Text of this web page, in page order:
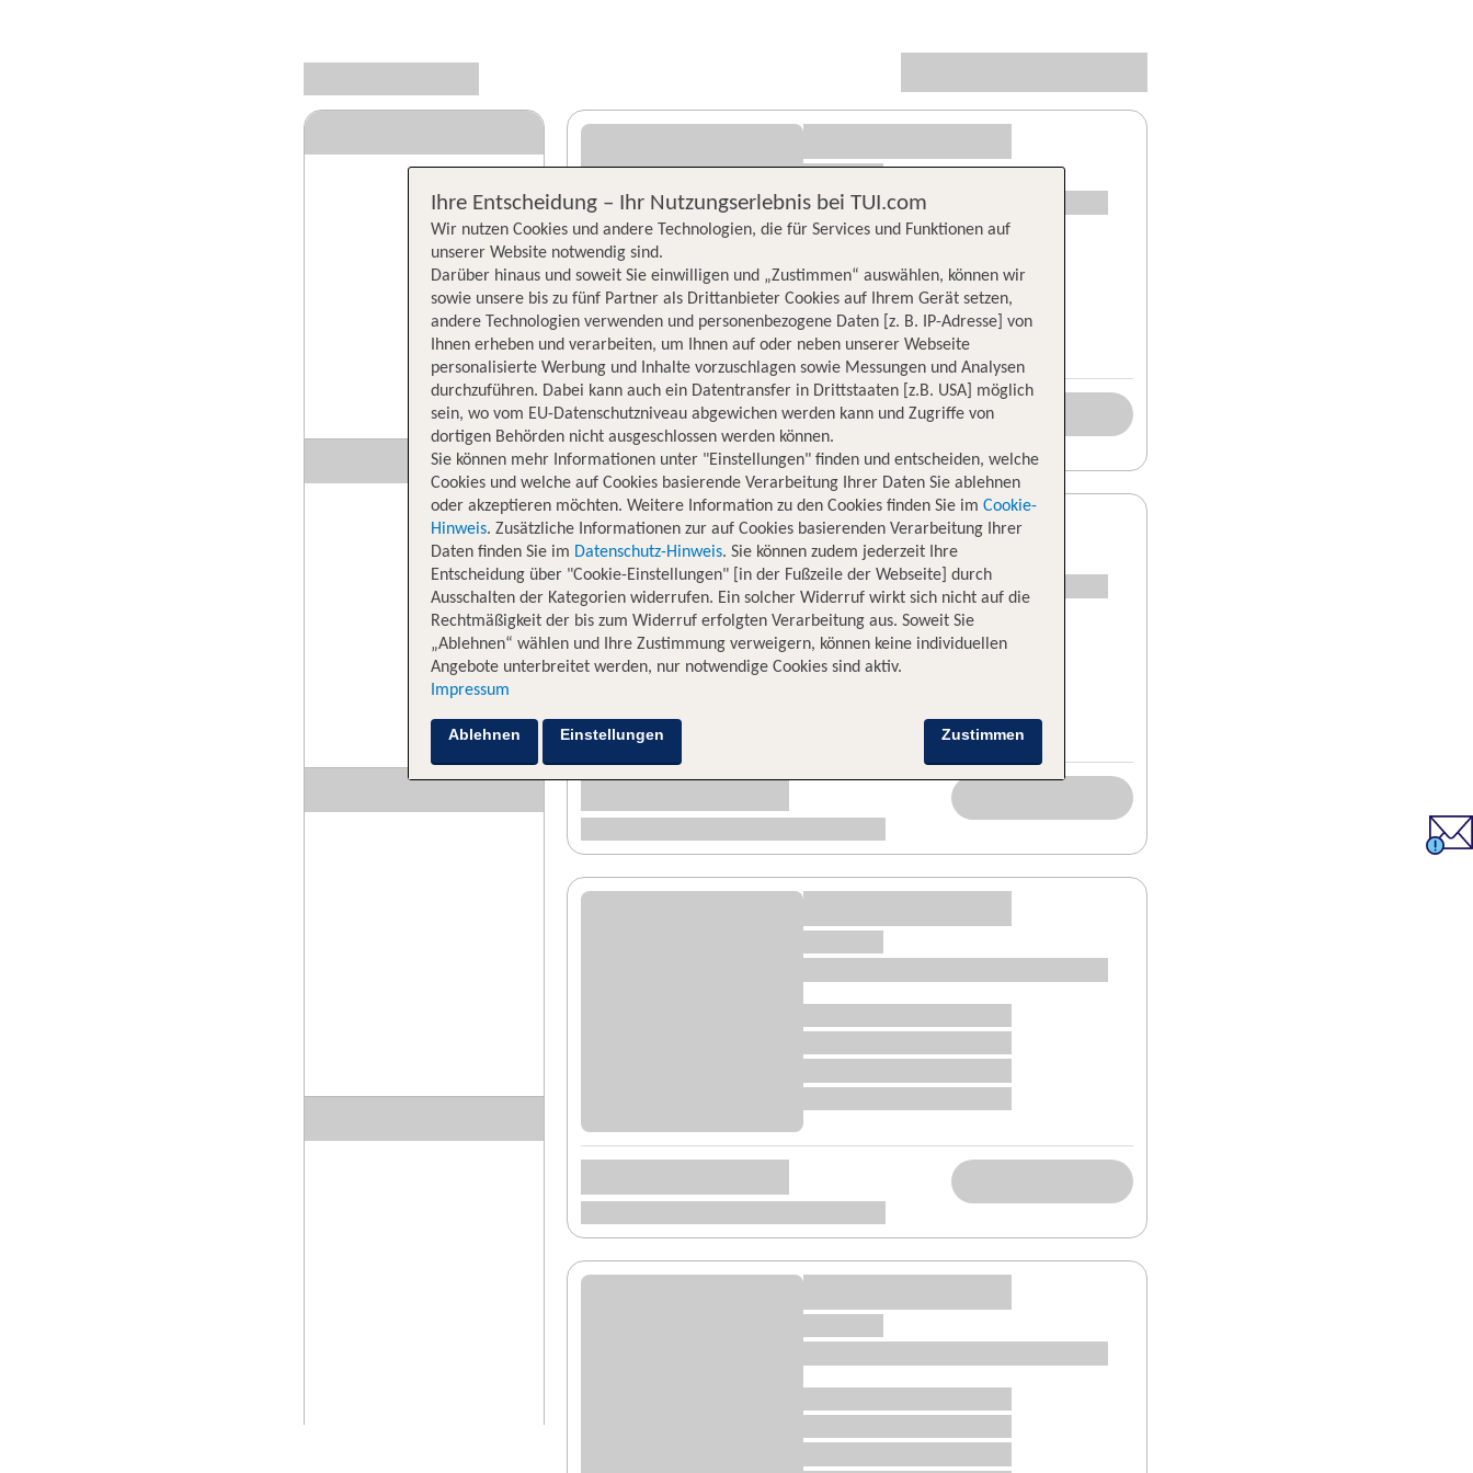
Ihre Entscheidung – Ihr Nutzungserlebnis bei TUI.com
Wir nutzen Cookies und andere Technologien, die für Services und Funktionen auf
unserer Website notwendig sind.
Darüber hinaus und soweit Sie einwilligen und „Zustimmen“ auswählen, können wir
sowie unsere bis zu fünf Partner als Drittanbieter Cookies auf Ihrem Gerät setzen,
andere Technologien verwenden und personenbezogene Daten [z. B. IP-Adresse] von
Ihnen erheben und verarbeiten, um Ihnen auf oder neben unserer Webseite
personalisierte Werbung und Inhalte vorzuschlagen sowie Messungen und Analysen
durchzuführen. Dabei kann auch ein Datentransfer in Drittstaaten [z.B. USA] möglich
sein, wo vom EU-Datenschutzniveau abgewichen werden kann und Zugriffe von
dortigen Behörden nicht ausgeschlossen werden können.
Sie können mehr Informationen unter "Einstellungen" finden und entscheiden, welche
Cookies und welche auf Cookies basierende Verarbeitung Ihrer Daten Sie ablehnen
oder akzeptieren möchten. Weitere Information zu den Cookies finden Sie im Cookie-
Hinweis. Zusätzliche Informationen zur auf Cookies basierenden Verarbeitung Ihrer
Daten finden Sie im Datenschutz-Hinweis. Sie können zudem jederzeit Ihre
Entscheidung über "Cookie-Einstellungen" [in der Fußzeile der Webseite] durch
Ausschalten der Kategorien widerrufen. Ein solcher Widerruf wirkt sich nicht auf die
Rechtmäßigkeit der bis zum Widerruf erfolgten Verarbeitung aus. Soweit Sie
„Ablehnen“ wählen und Ihre Zustimmung verweigern, können keine individuellen
Angebote unterbreitet werden, nur notwendige Cookies sind aktiv.
Impressum
Zustimmen
Ablehnen Einstellungen